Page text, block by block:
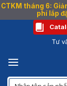
CTKM tháng 6:
phí lắp
dung
Tư